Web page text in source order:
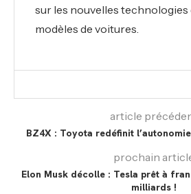
sur les nouvelles technologies
modèles de voitures.
article
BZ4X : Toyota redéfinit
prochain
Elon Musk décolle : Tesla prêt à
milliards !